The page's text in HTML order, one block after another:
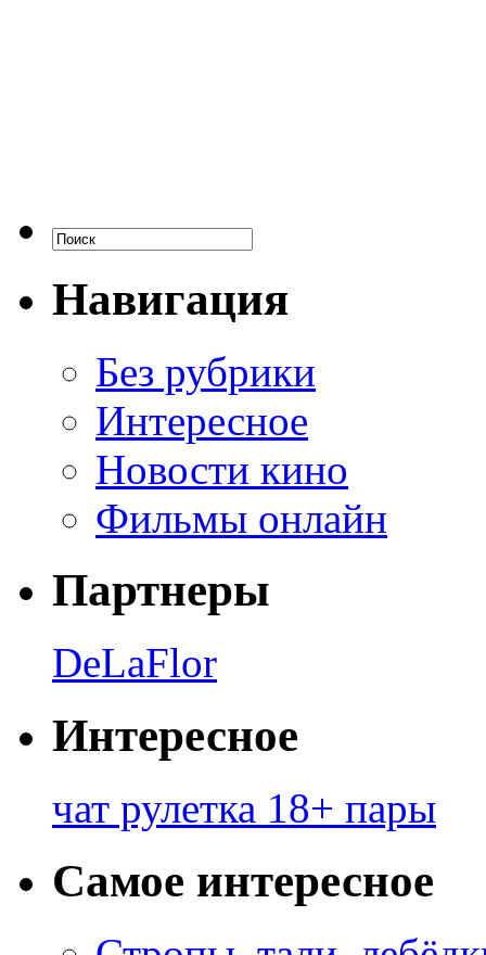
Навигация
Без рубрики
Интересное
Новости кино
Фильмы онлайн
Партнеры
DeLaFlor
Интересное
чат рулетка 18+ пары
Самое интересное